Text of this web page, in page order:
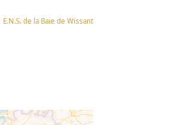
E.N.S. de la Baie de Wissant